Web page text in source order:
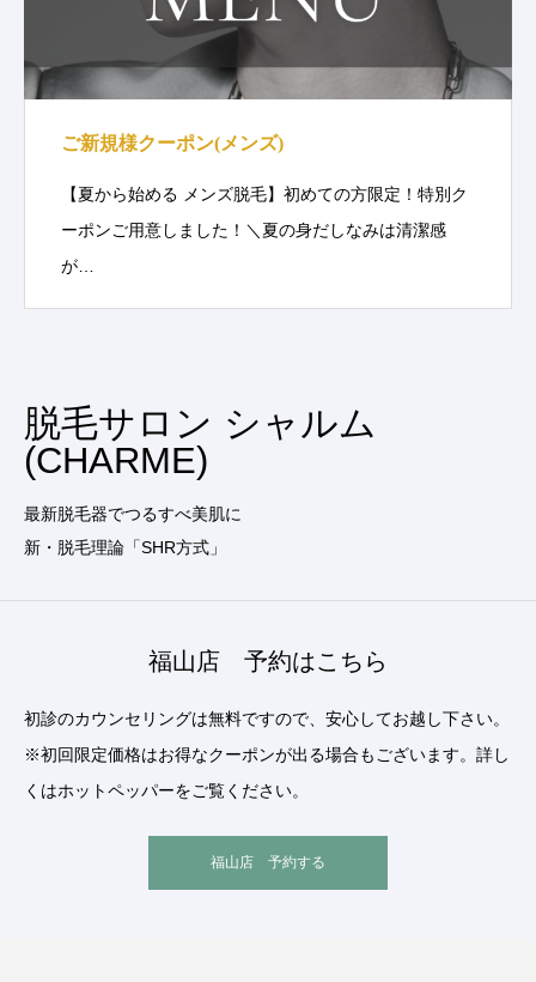
ご新規様クーポン(メンズ)
【夏から始める メンズ脱毛】初めての方限定！特別ク
ーポンご用意しました！＼夏の身だしなみは清潔感
が…
脱毛サロン シャルム
(CHARME)
最新脱毛器でつるすべ美肌に
新・脱毛理論「SHR方式」
福山店 予約はこちら
初診のカウンセリングは無料ですので、安心してお越し下さい。
※初回限定価格はお得なクーポンが出る場合もございます。詳し
くはホットペッパーをご覧ください。
福山店 予約する